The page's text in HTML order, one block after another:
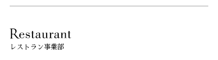
レストラン事業部